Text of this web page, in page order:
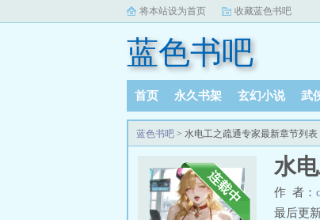
将本站设为首页 收藏蓝色书吧
蓝色书吧
首页 永久书架 玄幻小说 武
蓝色书吧 > 水电工之疏通专家最新章节列表
水
作 者：
最后更